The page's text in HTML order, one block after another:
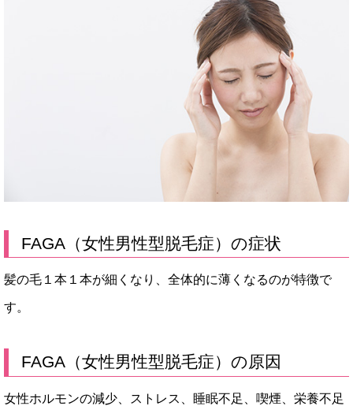
FAGA（女性男性型脱毛症）の症状
髪の毛１本１本が細くなり、全体的に薄くなるのが特徴で
す。
FAGA（女性男性型脱毛症）の原因
女性ホルモンの減少、ストレス、睡眠不足、喫煙、栄養不足